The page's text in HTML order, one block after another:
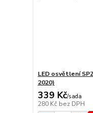
LED osvětlení
2020)
339 Kč/sada
280 Kč bez DPH